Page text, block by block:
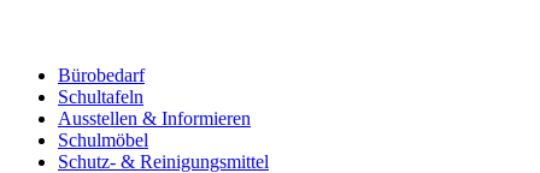
Bürobedarf
Schultafeln
Ausstellen & Informieren
Schulmöbel
Schutz- & Reinigungsmittel